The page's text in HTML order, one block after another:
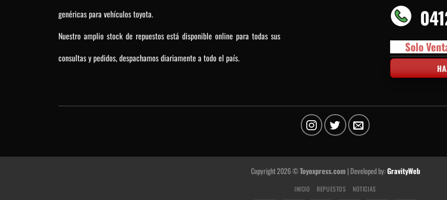
genéricas para vehículos toyota.
Nuestro amplio stock de repuestos está disponible online para todas sus
consultas y pedidos, despachamos diariamente a todo el país.
Solo
Copyright 2026 ©Toyoxpress.com | Developed by:GravityWeb
INICIO REPUESTOS NOTICIAS